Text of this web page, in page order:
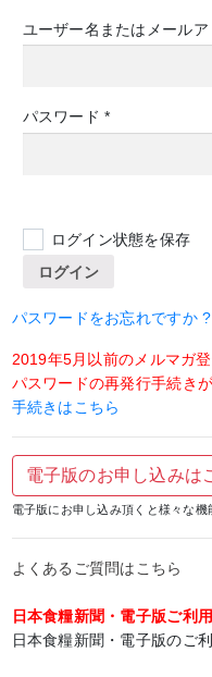
ユーザー名またはメールア
パスワード*必
須
ログイン状態を保存
ログイン
パスワードをお忘れですか ?
2019年5月以前のメルマガ
パスワードの再発行手続きが
手続きはこちら
電子版のお申し込みは
電子版にお申し込み頂くと様々な
よくあるご質問はこちら
日本食糧新聞・電子版ご利
日本食糧新聞・電子版のご